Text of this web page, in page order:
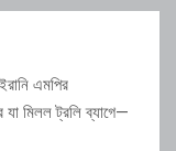
এমপির
যা মিলল ট্রলি ব্যাগে—